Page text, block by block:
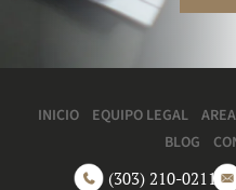
INICIO EQUIPO LEGAL
BLOG
(303) 210-0211